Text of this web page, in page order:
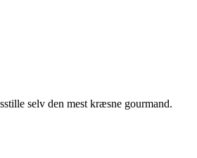
selv den mest kræsne gourmand.